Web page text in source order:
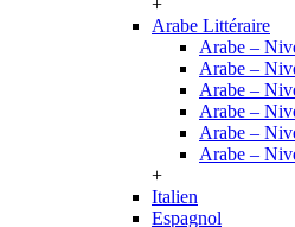
+
Arabe Littéraire
Arabe –
Arabe –
Arabe –
Arabe –
Arabe –
Arabe –
+
Italien
Espagnol